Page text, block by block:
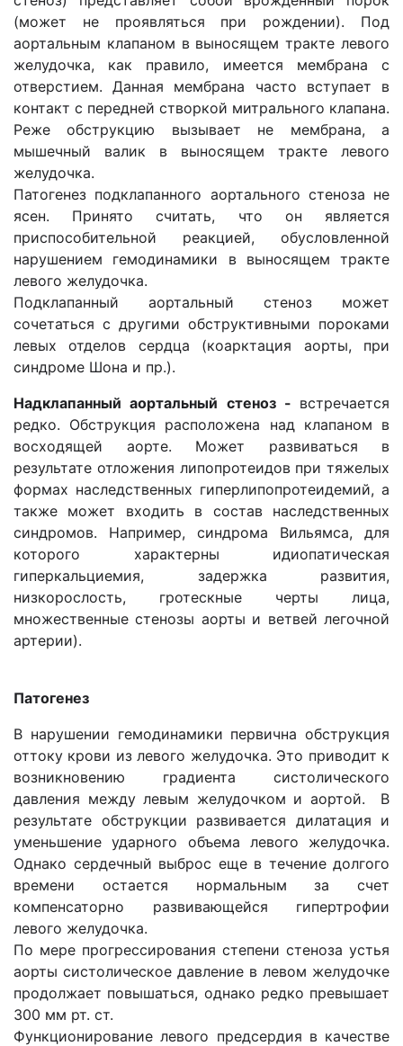
(может не проявляться при рождении). Под
аортальным клапаном в выносящем тракте левого
желудочка, как правило, имеется мембрана с
отверстием. Данная мембрана часто вступает в
контакт с передней створкой митрального клапана.
Реже обструкцию вызывает не мембрана, а
мышечный валик в выносящем тракте левого
желудочка.
Патогенез подклапанного аортального стеноза не
ясен. Принято считать, что он является
приспособительной реакцией, обусловленной
нарушением гемодинамики в выносящем тракте
левого желудочка.
Подклапанный аортальный стеноз может
сочетаться с другими обструктивными пороками
левых отделов сердца (кoарктация аорты, при
синдроме Шона и пр.).
Надклапанный аортальный стеноз - встречается
редко. Обструкция расположена над клапаном в
восходящей аорте. Может развиваться в
результате отложения липопротеидов при тяжелых
формах наследственных гиперлипопротеидемий, а
также может входить в состав наследственных
синдромов. Например, синдрома Вильямса, для
которого характерны идиопатическая
гиперкальциемия, задержка развития,
низкорослость, гротескные черты лица,
множественные стенозы аорты и ветвей легочной
артерии).
Патогенез
В нарушении гемодинамики первична обструкция
оттоку крови из левого желудочка. Это приводит к
возникновению градиента систолического
давления между левым желудочком и аортой. В
результате обструкции развивается дилатация и
уменьшение ударного объема левого желудочка.
Однако сердечный выброс еще в течение долгого
времени остается нормальным за счет
компенсаторно развивающейся гипертрофии
левого желудочка.
По мере прогрессирования степени стеноза устья
аорты систолическое давление в левом желудочке
продолжает повышаться, однако редко превышает
300 мм рт. ст.
Функционирование левого предсердия в качестве